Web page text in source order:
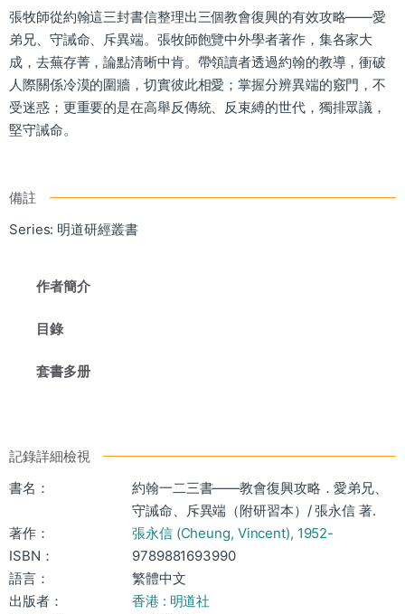
作者簡介
目錄
套書多册
張牧師從約翰這三封書信整理出三個教會復興的有效攻略——愛
弟兄、守誡命、斥異端。張牧師飽覽中外學者著作，集各家大
成，去蕪存菁，論點清晰中肯。帶領讀者透過約翰的教導，衝破
人際關係冷漠的圍牆，切實彼此相愛；掌握分辨異端的竅門，不
受迷惑；更重要的是在高舉反傳統、反束縛的世代，獨排眾議，
堅守誡命。
備註
Series: 明道研經叢書
記錄詳細檢視
書名：
約翰一二三書——教會復興攻略．愛弟兄、
守誡命、斥異端（附研習本）/ 張永信 著.
著作：
張永信 (Cheung, Vincent), 1952-
ISBN：
9789881693990
語言：
繁體中文
出版者：
香港 : 明道社